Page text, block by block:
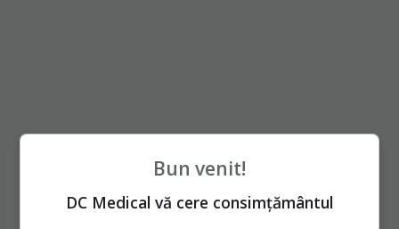
Bun venit!
DC Medical vă cere consimțământul